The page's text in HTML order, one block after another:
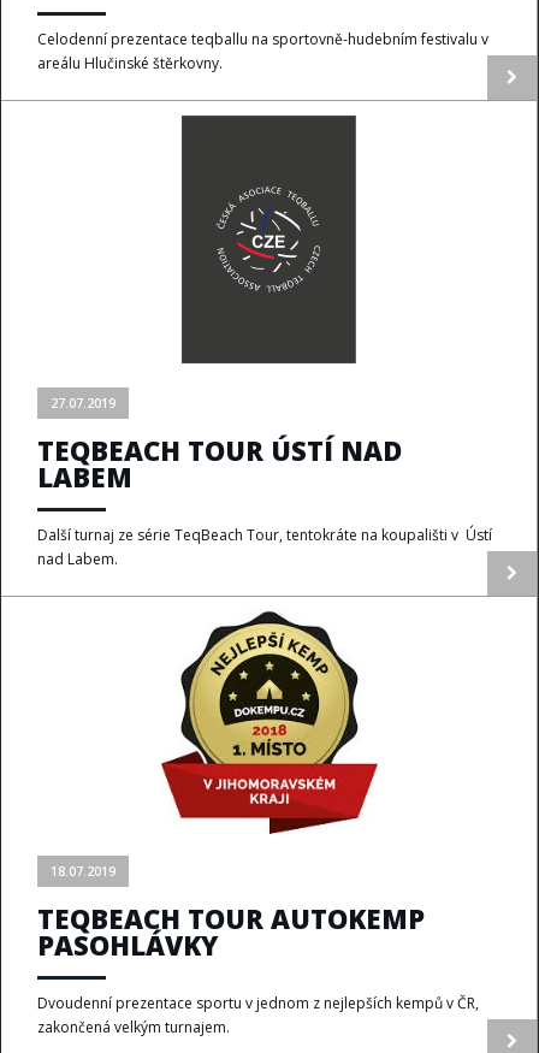
Celodenní prezentace teqballu na sportovně-hudebním festivalu v
areálu Hlučinské štěrkovny.
27.07.2019
TEQBEACH TOUR ÚSTÍ NAD
LABEM
Další turnaj ze série TeqBeach Tour, tentokráte na koupališti v Ústí
nad Labem.
18.07.2019
TEQBEACH TOUR AUTOKEMP
PASOHLÁVKY
Dvoudenní prezentace sportu v jednom z nejlepších kempů v ČR,
zakončená velkým turnajem.